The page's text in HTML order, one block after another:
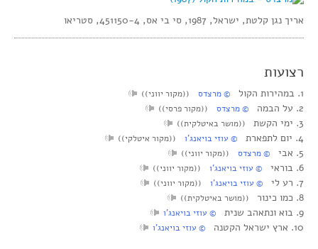
אריך נגן קלטת, ישראל, 1987, סי בי אס, 451150-4, סטריאו
רצועות
1. במהירות הקול © מרצדס ((מקור יווני))
2. על הבמה © מרצדס ((מקור פרסי))
3. ימי הקשת ((מושר באיטלקית))
4. יום לתפארת © עוזי בויאנג’ו ((מקור איטלקי))
5. אבי © מרצדס ((מקור יווני))
6. בוראי © עוזי בויאנג’ו ((מקור יווני))
7. רע לי © עוזי בויאנג’ו ((מקור יווני))
8. כמו כינור ((מושר באיטלקית))
9. בוא ונתאהב שנית © עוזי בויאנג’ו
10. ארץ ישראל הקטנה © עוזי בויאנג’ו